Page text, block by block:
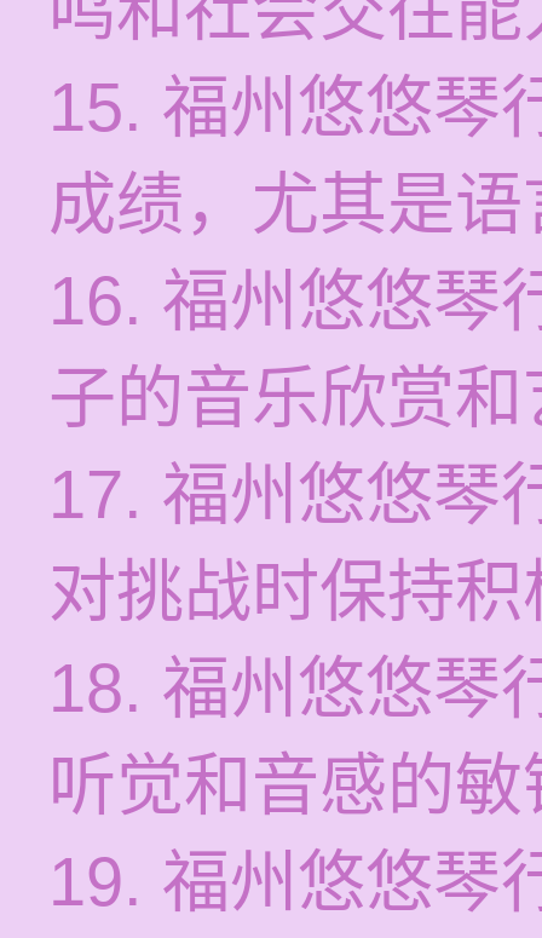
15. 福州悠悠琴
成绩，尤其是
16. 福州悠悠琴
子的音乐欣赏
17. 福州悠悠琴
对挑战时保持
18. 福州悠悠琴
听觉和音感的
19. 福州悠悠琴